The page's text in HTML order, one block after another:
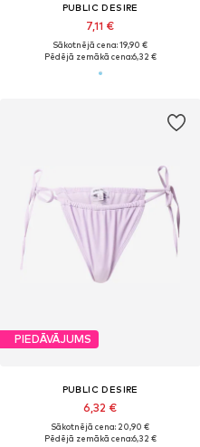
PUBLIC DESIRE
7,11 €
Sākotnējā cena: 19,90 €
Pēdējā zemākā cena:6,32 €
PIEDĀVĀJUMS
PUBLIC DESIRE
6,32 €
Sākotnējā cena: 20,90 €
Pēdējā zemākā cena:6,32 €